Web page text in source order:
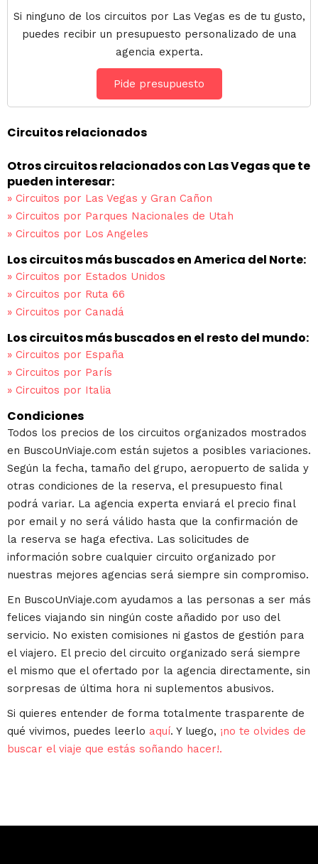
Si ninguno de los circuitos por Las Vegas es de tu gusto,
puedes recibir un presupuesto personalizado de una
agencia experta.
Pide presupuesto
Circuitos relacionados
Otros circuitos relacionados con Las Vegas que te
pueden interesar:
» Circuitos por Las Vegas y Gran Cañon
» Circuitos por Parques Nacionales de Utah
» Circuitos por Los Angeles
Los circuitos más buscados en America del Norte:
» Circuitos por Estados Unidos
» Circuitos por Ruta 66
» Circuitos por Canadá
Los circuitos más buscados en el resto del mundo:
» Circuitos por España
» Circuitos por París
» Circuitos por Italia
Condiciones
Todos los precios de los circuitos organizados mostrados
en BuscoUnViaje.com están sujetos a posibles variaciones.
Según la fecha, tamaño del grupo, aeropuerto de salida y
otras condiciones de la reserva, el presupuesto final
podrá variar. La agencia experta enviará el precio final
por email y no será válido hasta que la confirmación de
la reserva se haga efectiva. Las solicitudes de
información sobre cualquier circuito organizado por
nuestras mejores agencias será siempre sin compromiso.
En BuscoUnViaje.com ayudamos a las personas a ser más
felices viajando sin ningún coste añadido por uso del
servicio. No existen comisiones ni gastos de gestión para
el viajero. El precio del circuito organizado será siempre
el mismo que el ofertado por la agencia directamente, sin
sorpresas de última hora ni suplementos abusivos.
Si quieres entender de forma totalmente trasparente de
qué vivimos, puedes leerlo aquí. Y luego, ¡no te olvides de
buscar el viaje que estás soñando hacer!.